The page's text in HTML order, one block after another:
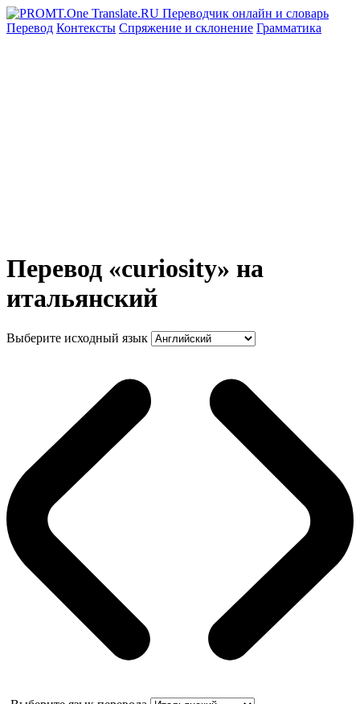
Перевод Контексты Спряжение и склонение Грамматика
Перевод «curiosity» на
итальянский
Выберите исходный язык